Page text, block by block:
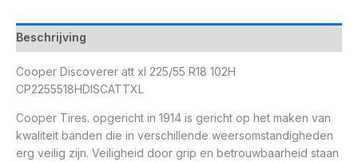
Beschrijving
Cooper Discoverer att xl 225/55 R18 102H
CP2255518HDISCATTXL
Cooper Tires. opgericht in 1914 is gericht op het maken van
kwaliteit banden die in verschillende weersomstandigheden
erg veilig zijn. Veiligheid door grip en betrouwbaarheid staan